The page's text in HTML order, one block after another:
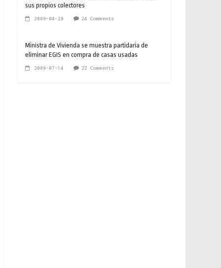
sus propios colectores
2009-04-29 24 Comments
Ministra de Vivienda se muestra partidaria de
eliminar EGIS en compra de casas usadas
2009-07-14 22 Comments